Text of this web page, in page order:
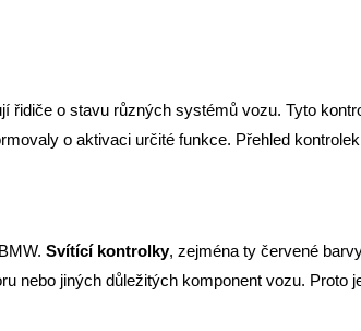
řidiče o stavu různých systémů vozu. Tyto
o aktivaci určité funkce. Přehled
Svítící kontrolky, zejména ty červené
jiných důležitých komponent vozu. Proto